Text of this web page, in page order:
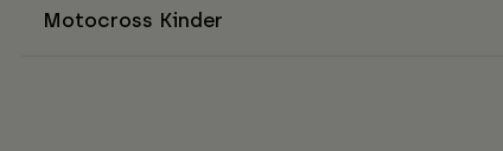
Motocross Kinder